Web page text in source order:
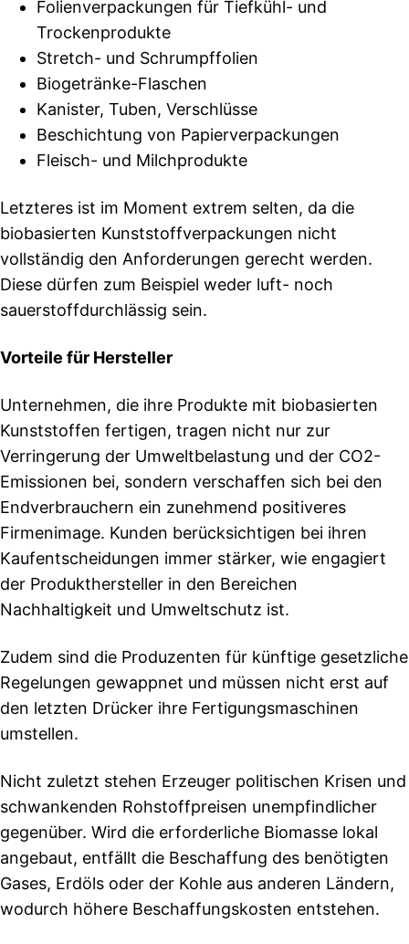
Folienverpackungen für Tiefkühl- und
Trockenprodukte
Stretch- und Schrumpffolien
Biogetränke-Flaschen
Kanister, Tuben, Verschlüsse
Beschichtung von Papierverpackungen
Fleisch- und Milchprodukte
Letzteres ist im Moment extrem selten, da die
biobasierten Kunststoffverpackungen nicht
vollständig den Anforderungen gerecht werden.
Diese dürfen zum Beispiel weder luft- noch
sauerstoffdurchlässig sein.
Vorteile für Hersteller
Unternehmen, die ihre Produkte mit biobasierten
Kunststoffen fertigen, tragen nicht nur zur
Verringerung der Umweltbelastung und der CO2-
Emissionen bei, sondern verschaffen sich bei den
Endverbrauchern ein zunehmend positiveres
Firmenimage. Kunden berücksichtigen bei ihren
Kaufentscheidungen immer stärker, wie engagiert
der Produkthersteller in den Bereichen
Nachhaltigkeit und Umweltschutz ist.
Zudem sind die Produzenten für künftige gesetzliche
Regelungen gewappnet und müssen nicht erst auf
den letzten Drücker ihre Fertigungsmaschinen
umstellen.
Nicht zuletzt stehen Erzeuger politischen Krisen und
schwankenden Rohstoffpreisen unempfindlicher
gegenüber. Wird die erforderliche Biomasse lokal
angebaut, entfällt die Beschaffung des benötigten
Gases, Erdöls oder der Kohle aus anderen Ländern,
wodurch höhere Beschaffungskosten entstehen.